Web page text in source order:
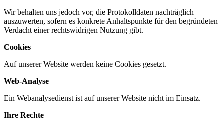
Wir behalten uns jedoch vor, die Protokolldaten nachträglich
auszuwerten, sofern es konkrete Anhaltspunkte für den begründeten
Verdacht einer rechtswidrigen Nutzung gibt.
Cookies
Auf unserer Website werden keine Cookies gesetzt.
Web-Analyse
Ein Webanalysedienst ist auf unserer Website nicht im Einsatz.
Ihre Rechte